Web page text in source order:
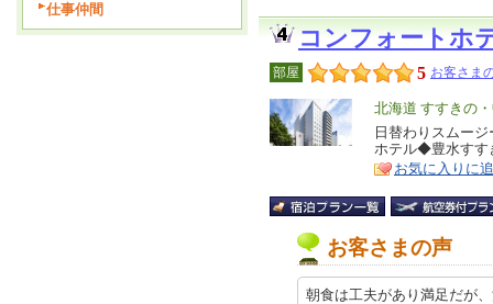
コンフォートホ
部屋 5 お客さま
エ
リ
ア
北海道 すすきの
特
徴
日替わりスムー
ホテル◆豊水すす
お気に入りに
お客さまの声
朝食は工夫があり満足だが
仕事仲間